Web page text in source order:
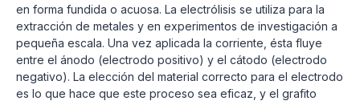
en forma fundida o acuosa. La electrólisis se utiliza para la
extracción de metales y en experimentos de investigación a
pequeña escala. Una vez aplicada la corriente, ésta fluye
entre el ánodo (electrodo positivo) y el cátodo (electrodo
negativo). La elección del material correcto para el electrodo
es lo que hace que este proceso sea eficaz, y el grafito